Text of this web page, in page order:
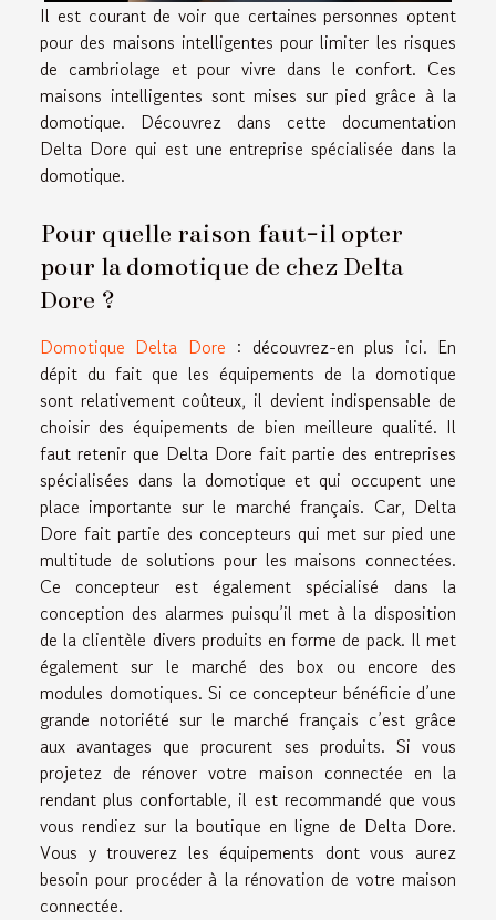
Il est courant de voir que certaines personnes optent
pour des maisons intelligentes pour limiter les risques
de cambriolage et pour vivre dans le confort. Ces
maisons intelligentes sont mises sur pied grâce à la
domotique. Découvrez dans cette documentation
Delta Dore qui est une entreprise spécialisée dans la
domotique.
Pour quelle raison faut-il opter
pour la domotique de chez Delta
Dore ?
Domotique Delta Dore : découvrez-en plus ici. En
dépit du fait que les équipements de la domotique
sont relativement coûteux, il devient indispensable de
choisir des équipements de bien meilleure qualité. Il
faut retenir que Delta Dore fait partie des entreprises
spécialisées dans la domotique et qui occupent une
place importante sur le marché français. Car, Delta
Dore fait partie des concepteurs qui met sur pied une
multitude de solutions pour les maisons connectées.
Ce concepteur est également spécialisé dans la
conception des alarmes puisqu’il met à la disposition
de la clientèle divers produits en forme de pack. Il met
également sur le marché des box ou encore des
modules domotiques. Si ce concepteur bénéficie d’une
grande notoriété sur le marché français c’est grâce
aux avantages que procurent ses produits. Si vous
projetez de rénover votre maison connectée en la
rendant plus confortable, il est recommandé que vous
vous rendiez sur la boutique en ligne de Delta Dore.
Vous y trouverez les équipements dont vous aurez
besoin pour procéder à la rénovation de votre maison
connectée.